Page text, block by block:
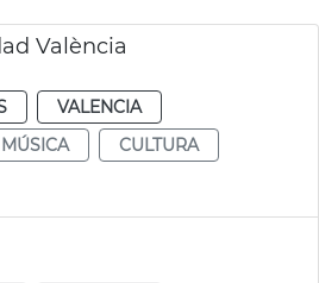
València
VALENCIA
CULTURA